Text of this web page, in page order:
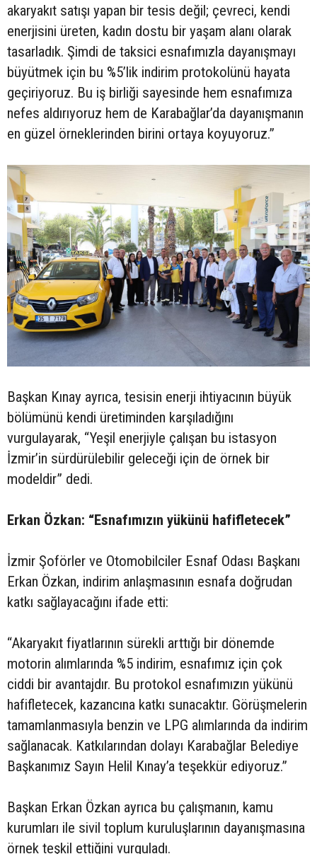
akaryakıt satışı yapan bir tesis değil; çevreci, kendi
enerjisini üreten, kadın dostu bir yaşam alanı olarak
tasarladık. Şimdi de taksici esnafımızla dayanışmayı
büyütmek için bu %5’lik indirim protokolünü hayata
geçiriyoruz. Bu iş birliği sayesinde hem esnafımıza
nefes aldırıyoruz hem de Karabağlar’da dayanışmanın
en güzel örneklerinden birini ortaya koyuyoruz.”
Başkan Kınay ayrıca, tesisin enerji ihtiyacının büyük
bölümünü kendi üretiminden karşıladığını
vurgulayarak, “Yeşil enerjiyle çalışan bu istasyon
İzmir’in sürdürülebilir geleceği için de örnek bir
modeldir” dedi.
Erkan Özkan: “Esnafımızın yükünü hafifletecek”
İzmir Şoförler ve Otomobilciler Esnaf Odası Başkanı
Erkan Özkan, indirim anlaşmasının esnafa doğrudan
katkı sağlayacağını ifade etti:
“Akaryakıt fiyatlarının sürekli arttığı bir dönemde
motorin alımlarında %5 indirim, esnafımız için çok
ciddi bir avantajdır. Bu protokol esnafımızın yükünü
hafifletecek, kazancına katkı sunacaktır. Görüşmelerin
tamamlanmasıyla benzin ve LPG alımlarında da indirim
sağlanacak. Katkılarından dolayı Karabağlar Belediye
Başkanımız Sayın Helil Kınay’a teşekkür ediyoruz.”
Başkan Erkan Özkan ayrıca bu çalışmanın, kamu
kurumları ile sivil toplum kuruluşlarının dayanışmasına
örnek teşkil ettiğini vurguladı.